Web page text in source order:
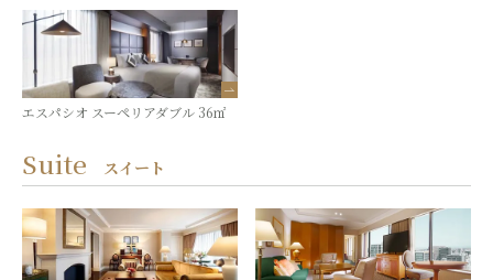
エスパシオ スーペリアダブル 36㎡
Suite スイート